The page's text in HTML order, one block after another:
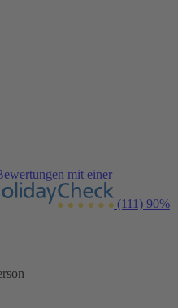
mit einer
(111) 90%